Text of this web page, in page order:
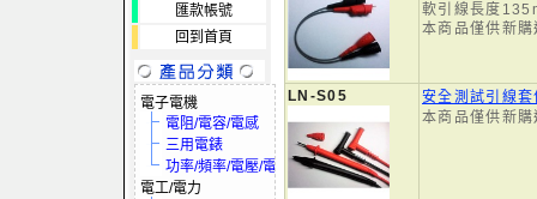
匯款帳號
回到首頁
電子電機
電阻/電容/電感
三用電錶
功率/頻率/電壓/電流
電工/電力
軟引線長度
本商品僅供新
LN-S05
安全測試引線
本商品僅供新